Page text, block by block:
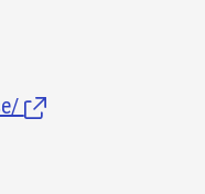
(Länk till extern sida.)